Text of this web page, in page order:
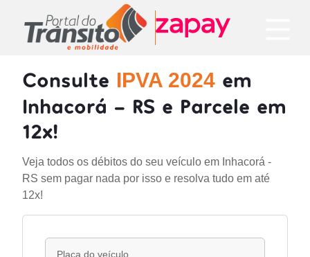
Consulte IPVA 2024 em
Inhacorá - RS e Parcele em
12x!
Veja todos os débitos do seu veículo em Inhacorá -
RS sem pagar nada por isso e resolva tudo em até
12x!